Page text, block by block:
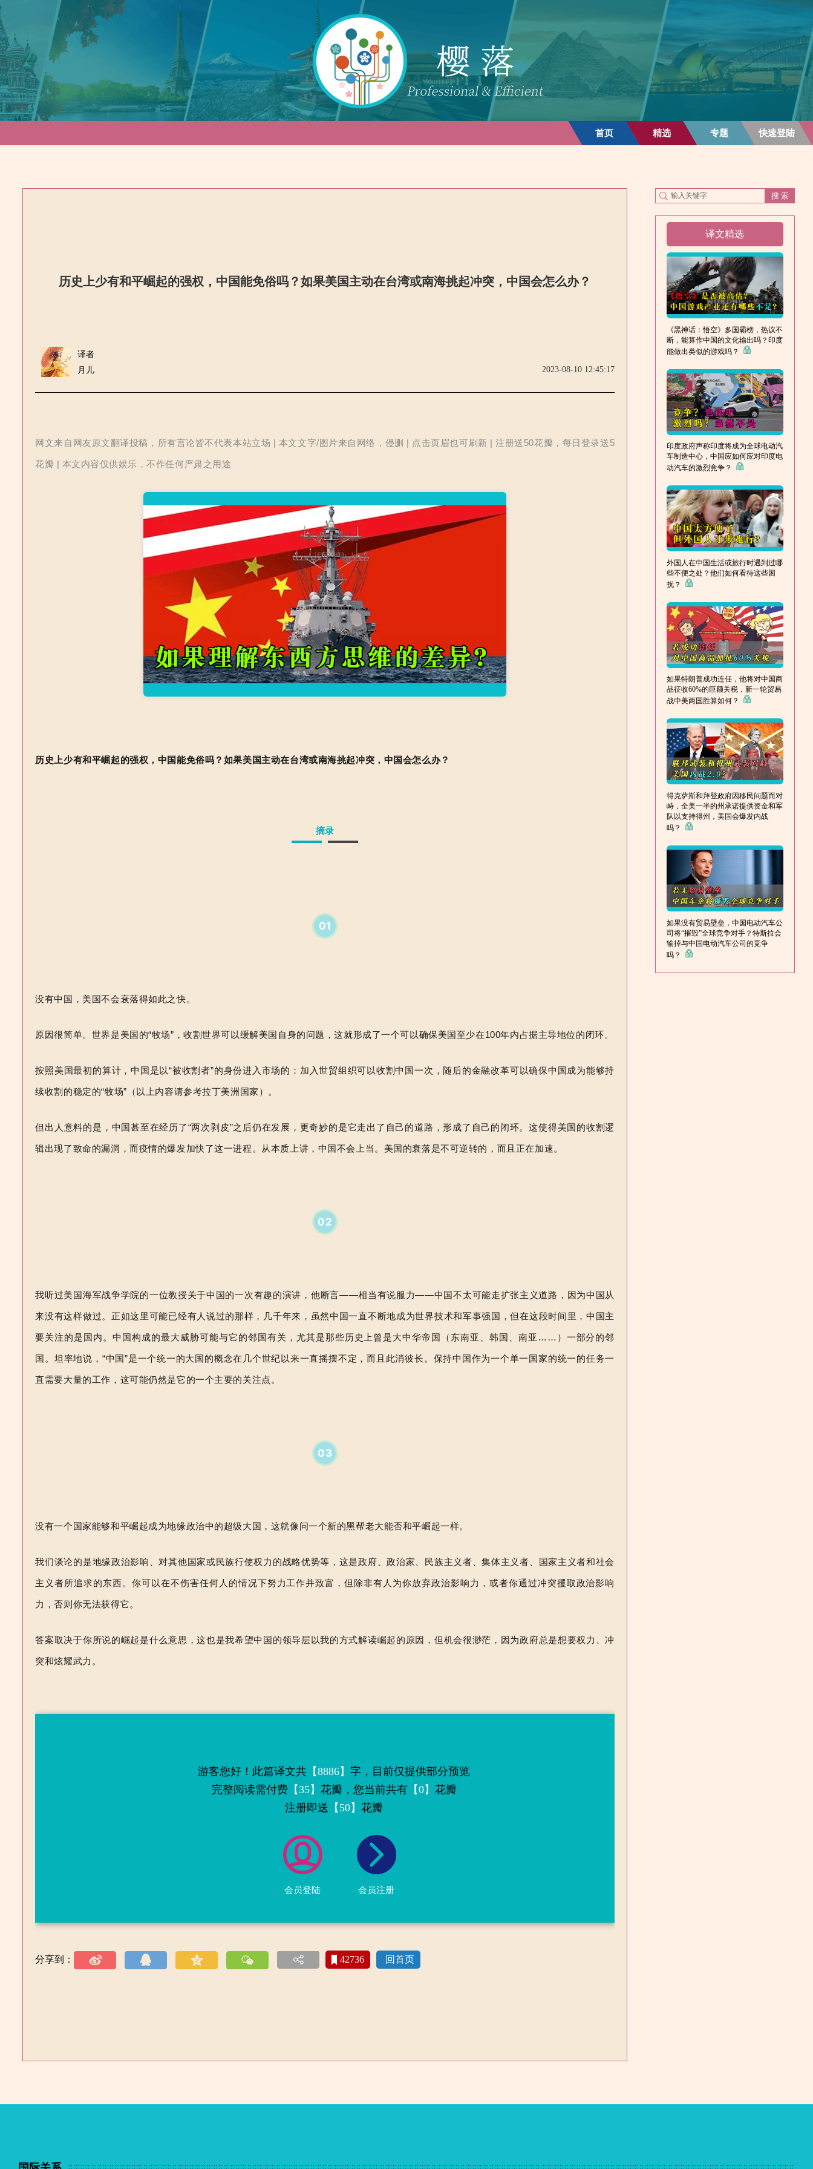
首页 精选 专题 快速登陆
历史上少有和平崛起的强权，中国能免俗吗？如果美国主动在台湾或南海挑起冲突，中国会怎么办？
译者
月儿
2023-08-10 12:45:17
网文来自网友原文翻译投稿，所有言论皆不代表本站立场 | 本文文字/图片来自网络，侵删 | 点击页眉也可刷新 | 注册送50花瓣，每日登录送5
花瓣 | 本文内容仅供娱乐，不作任何严肃之用途
历史上少有和平崛起的强权，中国能免俗吗？如果美国主动在台湾或南海挑起冲突，中国会怎么办？
摘录
01
没有中国，美国不会衰落得如此之快。
原因很简单。世界是美国的“牧场”，收割世界可以缓解美国自身的问题，这就形成了一个可以确保美国至少在100年内占据主导地位的闭环。
按照美国最初的算计，中国是以“被收割者”的身份进入市场的：加入世贸组织可以收割中国一次，随后的金融改革可以确保中国成为能够持
续收割的稳定的“牧场”（以上内容请参考拉丁美洲国家）。
但出人意料的是，中国甚至在经历了“两次剥皮”之后仍在发展，更奇妙的是它走出了自己的道路，形成了自己的闭环。这使得美国的收割逻
辑出现了致命的漏洞，而疫情的爆发加快了这一进程。从本质上讲，中国不会上当。美国的衰落是不可逆转的，而且正在加速。
02
我听过美国海军战争学院的一位教授关于中国的一次有趣的演讲，他断言——相当有说服力——中国不太可能走扩张主义道路，因为中国从
来没有这样做过。正如这里可能已经有人说过的那样，几千年来，虽然中国一直不断地成为世界技术和军事强国，但在这段时间里，中国主
要关注的是国内。中国构成的最大威胁可能与它的邻国有关，尤其是那些历史上曾是大中华帝国（东南亚、韩国、南亚……）一部分的邻
国。坦率地说，“中国”是一个统一的大国的概念在几个世纪以来一直摇摆不定，而且此消彼长。保持中国作为一个单一国家的统一的任务一
直需要大量的工作，这可能仍然是它的一个主要的关注点。
03
没有一个国家能够和平崛起成为地缘政治中的超级大国，这就像问一个新的黑帮老大能否和平崛起一样。
我们谈论的是地缘政治影响、对其他国家或民族行使权力的战略优势等，这是政府、政治家、民族主义者、集体主义者、国家主义者和社会
主义者所追求的东西。你可以在不伤害任何人的情况下努力工作并致富，但除非有人为你放弃政治影响力，或者你通过冲突攫取政治影响
力，否则你无法获得它。
答案取决于你所说的崛起是什么意思，这也是我希望中国的领导层以我的方式解读崛起的原因，但机会很渺茫，因为政府总是想要权力、冲
突和炫耀武力。
游客您好！此篇译文共 【8886】字，目前仅提供部分预览
完整阅读需付费 【35】 花瓣，您当前共有【0】 花瓣
注册即送
【50】花瓣
会员登陆 会员注册
分享到： 42736 回首页
译文精选
《黑神话：悟空》多国霸榜，热议不
断，能算作中国的文化输出吗？印度
能做出类似的游戏吗？
印度政府声称印度将成为全球电动汽
车制造中心，中国应如何应对印度电
动汽车的激烈竞争？
外国人在中国生活或旅行时遇到过哪
些不便之处？他们如何看待这些困
扰？
如果特朗普成功连任，他将对中国商
品征收60%的巨额关税，新一轮贸易
战中美两国胜算如何？
得克萨斯和拜登政府因移民问题而对
峙，全美一半的州承诺提供资金和军
队以支持得州，美国会爆发内战
吗？
如果没有贸易壁垒，中国电动汽车公
司将“摧毁”全球竞争对手？特斯拉会
输掉与中国电动汽车公司的竞争
吗？